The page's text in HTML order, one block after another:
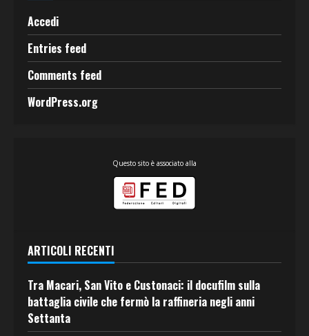
Accedi
Entries feed
Comments feed
WordPress.org
Questo sito è associato alla
ARTICOLI RECENTI
Tra Macari, San Vito e Custonaci: il docufilm sulla
battaglia civile che fermò la raffineria negli anni
Settanta